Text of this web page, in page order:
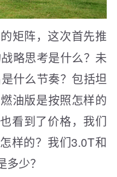
矩阵，这次首先推
略思考是什么？未
什么节奏？包括坦
油版是按照怎样的
看到了价格，我们
样的？我们3.0T和
少？